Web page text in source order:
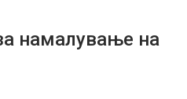
намалување на